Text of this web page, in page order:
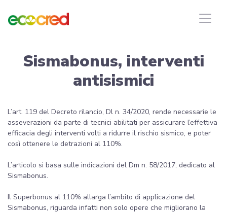
Sismabonus, interventi
antisismici
L’art. 119 del Decreto rilancio, Dl n. 34/2020, rende necessarie le
asseverazioni da parte di tecnici abilitati per assicurare l’effettiva
efficacia degli interventi volti a ridurre il rischio sismico, e poter
così ottenere le detrazioni al 110%.
L’articolo si basa sulle indicazioni del Dm n. 58/2017, dedicato al
Sismabonus.
Il Superbonus al 110% allarga l’ambito di applicazione del
Sismabonus, riguarda infatti non solo opere che migliorano la